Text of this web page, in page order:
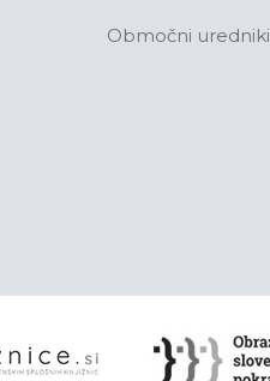
Območni uredniki